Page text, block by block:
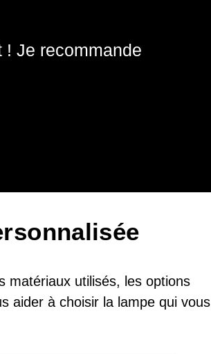
Je recommande
matériaux utilisés, les options
aider à choisir la lampe qui vous